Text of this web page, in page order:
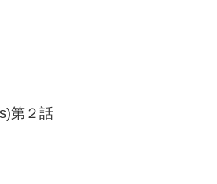
第２話